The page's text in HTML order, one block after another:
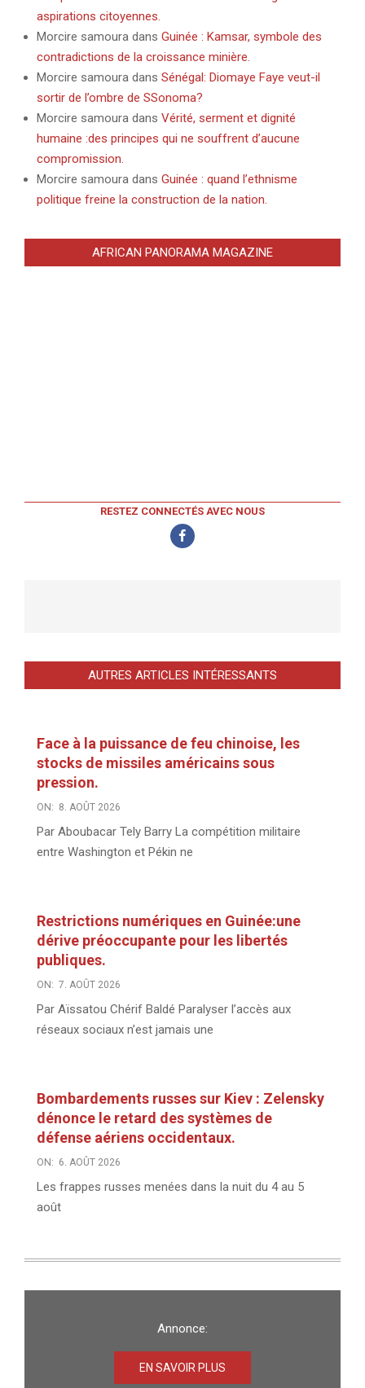
aspirations citoyennes.
Morcire samoura dans Guinée : Kamsar, symbole des
contradictions de la croissance minière.
Morcire samoura dans Sénégal: Diomaye Faye veut-il
sortir de l’ombre de SSonoma?
Morcire samoura dans Vérité, serment et dignité
humaine :des principes qui ne souffrent d’aucune
compromission.
Morcire samoura dans Guinée : quand l’ethnisme
politique freine la construction de la nation.
AFRICAN PANORAMA MAGAZINE
RESTEZ CONNECTÉS AVEC NOUS
AUTRES ARTICLES INTÉRESSANTS
Face à la puissance de feu chinoise, les
stocks de missiles américains sous
pression.
ON: 8. AOÛT 2026
Par Aboubacar Tely Barry La compétition militaire
entre Washington et Pékin ne
Restrictions numériques en Guinée:une
dérive préoccupante pour les libertés
publiques.
ON: 7. AOÛT 2026
Par Aïssatou Chérif Baldé Paralyser l’accès aux
réseaux sociaux n’est jamais une
Bombardements russes sur Kiev : Zelensky
dénonce le retard des systèmes de
défense aériens occidentaux.
ON: 6. AOÛT 2026
Les frappes russes menées dans la nuit du 4 au 5
août
Annonce:
EN SAVOIR PLUS